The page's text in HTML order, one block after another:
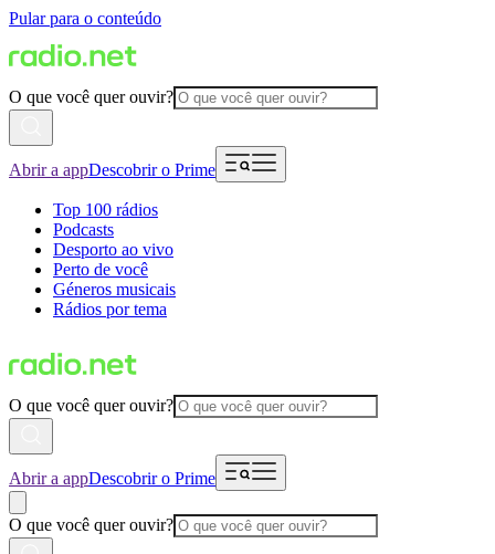
Pular para o conteúdo
O que você quer ouvir?
Abrir a appDescobrir o Prime
Top 100 rádios
Podcasts
Desporto ao vivo
Perto de você
Géneros musicais
Rádios por tema
O que você quer ouvir?
Abrir a appDescobrir o Prime
O que você quer ouvir?